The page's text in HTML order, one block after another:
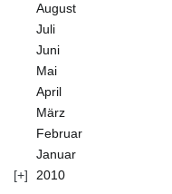
August
Juli
Juni
Mai
April
März
Februar
Januar
2010